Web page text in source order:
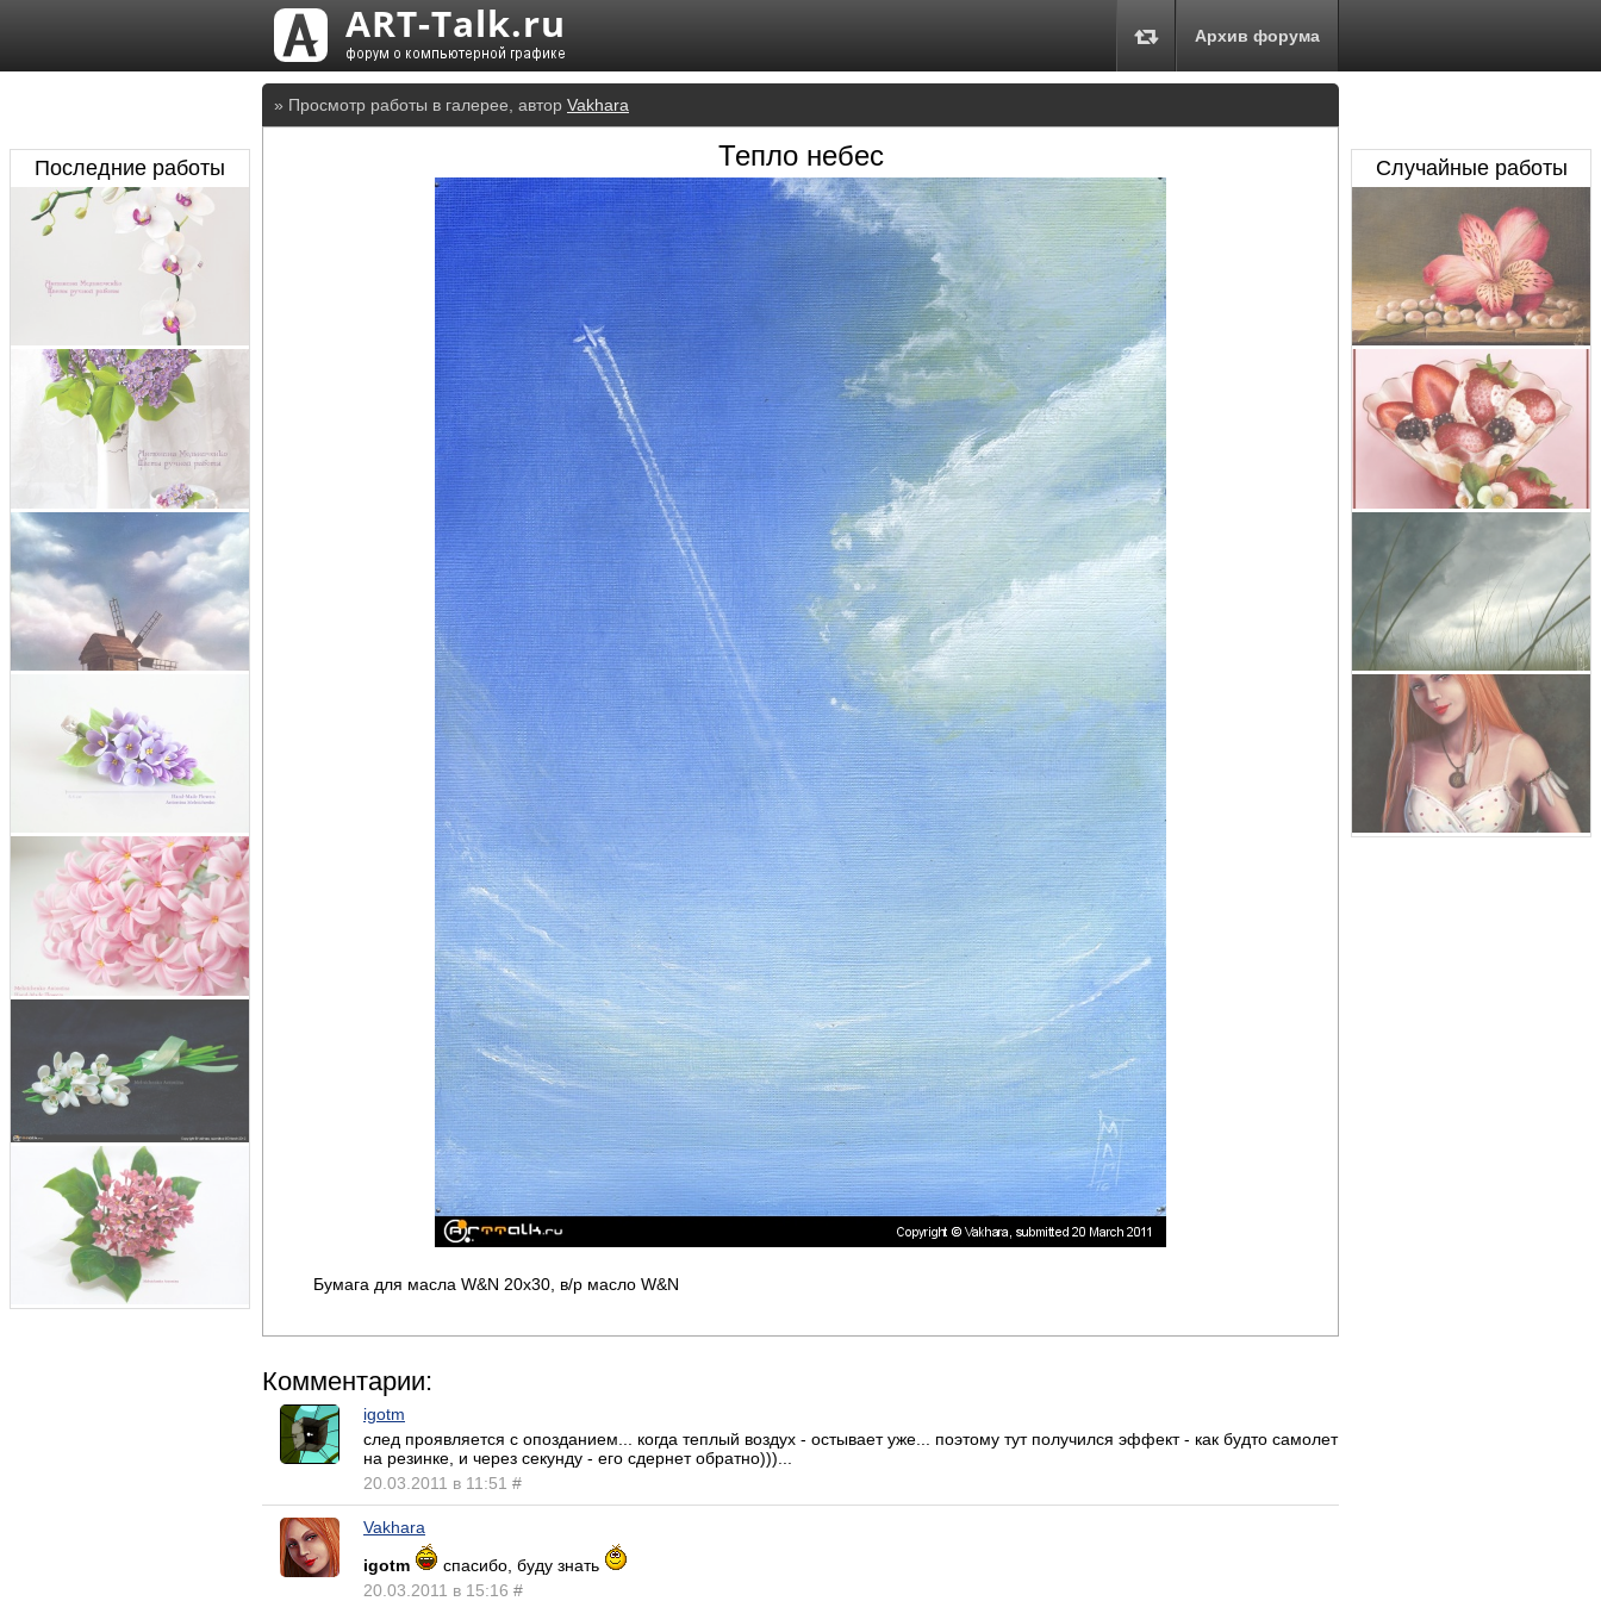
Архив форума
» Просмотр работы в галерее, автор Vakhara
Тепло небес
Бумага для масла W&N 20x30, в/р масло W&N
Комментарии:
igotm
след проявляется с опозданием... когда теплый воздух - остывает уже... поэтому тут получился эффект - как будто самолет
на резинке, и через секунду - его сдернет обратно)))...
20.03.2011 в 11:51 #
Vakhara
igotm
спасибо, буду знать
20.03.2011 в 15:16 #
Последние работы Случайные работы